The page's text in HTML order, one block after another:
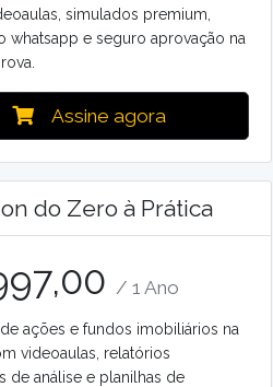
simulados premium,
whatsapp e seguro aprovação na
Assine agora
do Zero à Prática
/ 1 Ano
ações e fundos imobiliários na
videoaulas, relatórios
de análise e planilhas de